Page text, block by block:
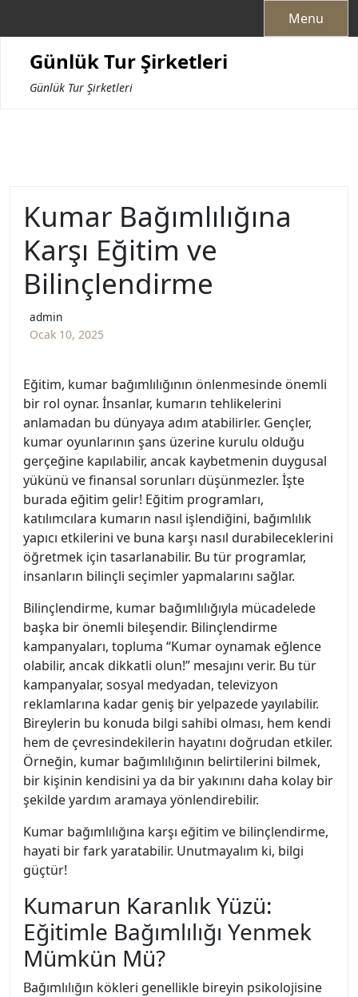
Menu
Günlük Tur Şirketleri
Günlük Tur Şirketleri
Kumar Bağımlılığına
Karşı Eğitim ve
Bilinçlendirme
admin
Ocak 10, 2025
Eğitim, kumar bağımlılığının önlenmesinde önemli
bir rol oynar. İnsanlar, kumarın tehlikelerini
anlamadan bu dünyaya adım atabilirler. Gençler,
kumar oyunlarının şans üzerine kurulu olduğu
gerçeğine kapılabilir, ancak kaybetmenin duygusal
yükünü ve finansal sorunları düşünmezler. İşte
burada eğitim gelir! Eğitim programları,
katılımcılara kumarın nasıl işlendiğini, bağımlılık
yapıcı etkilerini ve buna karşı nasıl durabileceklerini
öğretmek için tasarlanabilir. Bu tür programlar,
insanların bilinçli seçimler yapmalarını sağlar.
Bilinçlendirme, kumar bağımlılığıyla mücadelede
başka bir önemli bileşendir. Bilinçlendirme
kampanyaları, topluma “Kumar oynamak eğlence
olabilir, ancak dikkatli olun!” mesajını verir. Bu tür
kampanyalar, sosyal medyadan, televizyon
reklamlarına kadar geniş bir yelpazede yayılabilir.
Bireylerin bu konuda bilgi sahibi olması, hem kendi
hem de çevresindekilerin hayatını doğrudan etkiler.
Örneğin, kumar bağımlılığının belirtilerini bilmek,
bir kişinin kendisini ya da bir yakınını daha kolay bir
şekilde yardım aramaya yönlendirebilir.
Kumar bağımlılığına karşı eğitim ve bilinçlendirme,
hayati bir fark yaratabilir. Unutmayalım ki, bilgi
güçtür!
Kumarun Karanlık Yüzü:
Eğitimle Bağımlılığı Yenmek
Mümkün Mü?
Bağımlılığın kökleri genellikle bireyin psikolojisine